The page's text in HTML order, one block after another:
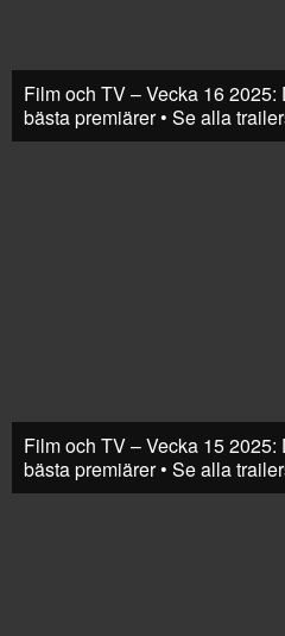
Film och TV – Vecka 16
bästa premiärer • Se alla
Film och TV – Vecka 15
bästa premiärer • Se alla